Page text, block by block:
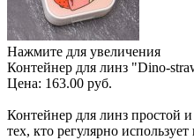
Нажмите для увеличения
Контейнер для линз "Dino-
Цена: 163.00 руб.
Контейнер для линз простой
тех, кто регулярно